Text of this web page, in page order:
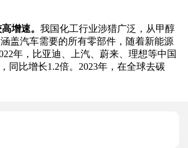
增速。 我国化工行业涉猎广泛，从甲醇
盖汽车需要的所有零部件，随着新能源
年，比亚迪、上汽、蔚来、理想等中国
同比增长1.2倍。2023年，在全球去碳